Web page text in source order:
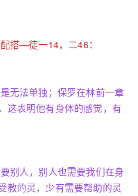
搭—徒一14，二46：
无法单独；保罗在林前一章
这表明他有身体的感觉，有
别人，别人也需要我们在身
教的灵，少有需要帮助的灵